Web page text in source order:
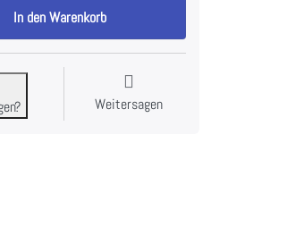
Adornments 3/Pkg-Ornate zu 8,99 €, Menge 1.
In den Warenkorb
Weitersagen